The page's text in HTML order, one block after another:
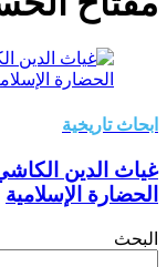
ابحاث تاريخية
غياث الدين
الحضارة الإسلامية
البحث